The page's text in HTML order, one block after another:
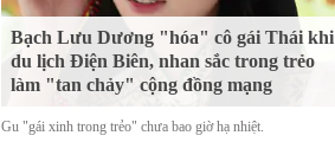
Bạch Lưu Dương "hóa" cô gái Thái khi
du lịch Điện Biên, nhan sắc trong trẻo
làm "tan chảy" cộng đồng mạng
Gu "gái xinh trong trẻo" chưa bao giờ hạ nhiệt.